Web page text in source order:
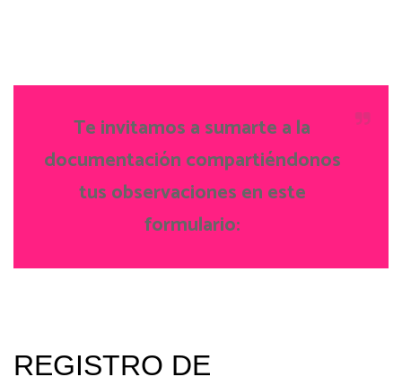
Te invitamos a sumarte a la
documentación compartiéndonos
tus observaciones en este
formulario: